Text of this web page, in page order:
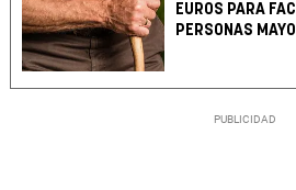
EUROS PARA
PERSONAS